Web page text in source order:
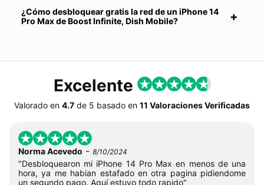
¿Cómo desbloquear gratis la red de un iPhone 14
Pro Max de Boost Infinite, Dish Mobile?
Excelente
Valorado en 4.7 de 5 basado en 11 Valoraciones Verificadas
Norma Acevedo - 8/10/2024
"Desbloquearon mi iPhone 14 Pro Max en menos de una
hora, ya me habian estafado en otra pagina pidiendome
un segundo pago. Aquí estuvo todo rapido"